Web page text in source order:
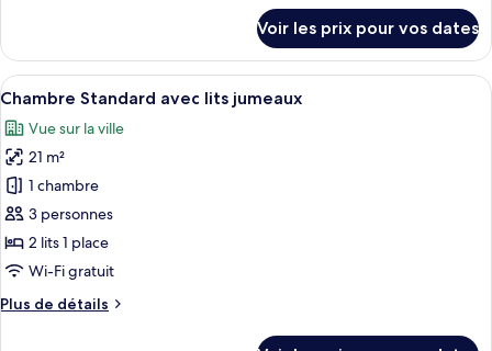
lits
jumeaux
le
type
de
Chambre
Standard
avec
lits
jumeaux
Voir les prix pour vos dates
Afficher
toutes
les
photos
pour
ce
type
de
chambre :
Chambre
Chambre Standard avec lits jumeaux
11
Chambre Standard avec lits jumeaux
Vue sur la ville
21 m²
1 chambre
3 personnes
2 lits 1 place
Wi-Fi gratuit
Plus de détails
Plus